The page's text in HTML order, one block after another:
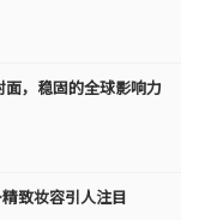
面，稳固的全球影响力
致妆容引人注目